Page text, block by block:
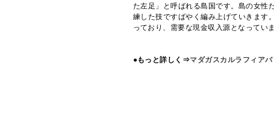
た左足」と呼ばれる島国です。島の女性
練した技ですばやく編み上げていきます
っており、需要な現金収入源となっていま
●もっと詳しく⇒マダガスカルラフィア